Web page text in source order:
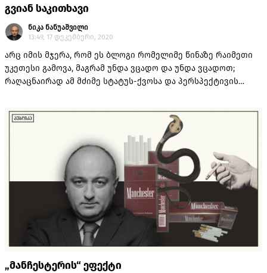
გვიან საკითხავი
ნიკა ნანუაშვილი
13:49, 17 დეკემბერი, 2020
არც იმის მჯერა, რომ ეს ბლოგი რომელიმე წინაზე რაიმეთი
უკეთესი გამოვა, მაგრამ უნდა ვცადო და უნდა ვცადოთ;
რაღაცნაირად ამ მძიმე სტატუს-ქვოსა და პერსპექტივის
ხლართვა და მერე ვინ იცის, ან ვინ დაგვიშლის...
„მანჩესტერის“ ეფექტი